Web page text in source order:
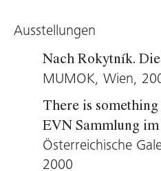
manischen Trash-
Helpless Joy.
Ondreička praktiziert
namens Chaos ist
hinterlässt jedoch auch
Raumbilder von
Ein wesentlicher
Ausstellungen
Nach Rokytník.
MUMOK, Wien,
There is
EVN Sammlung
Österreichische
2000